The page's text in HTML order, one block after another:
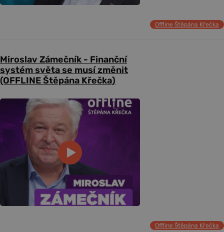
Offline Štěpána Křečka
Miroslav Zámečník - Finanční
systém světa se musí změnit
(OFFLINE Štěpána Křečka)
Offline Štěpána Křečka